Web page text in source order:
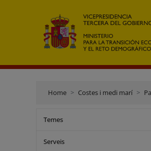
Home Costes i medi marí
Temes
Serveis